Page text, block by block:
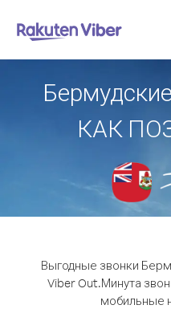
КАК
Выгодные звонки
Viber Out.Минута
мобильные